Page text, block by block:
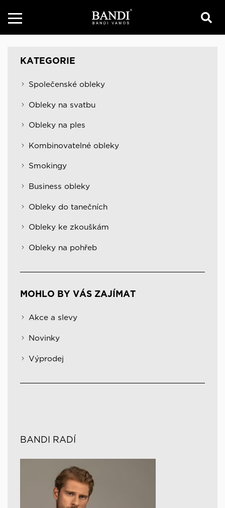
KATEGORIE
Společenské obleky
Obleky na svatbu
Obleky na ples
Kombinovatelné obleky
Smokingy
Business obleky
Obleky do tanečních
Obleky ke zkouškám
Obleky na pohřeb
MOHLO BY VÁS ZAJÍMAT
Akce a slevy
Novinky
Výprodej
BANDI RADÍ